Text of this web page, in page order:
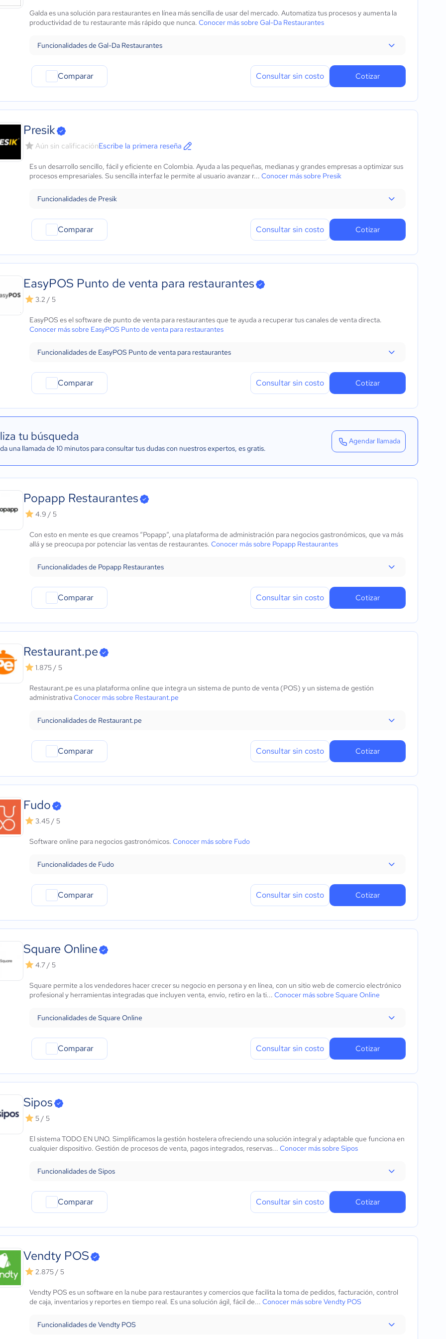
Marketing y Comunicación
Automotriz
Comercio Electrónico
Metales y Minería
Recursos Humanos
Gastronomía
Aeroespacial y defensa
Turismo
Contabilidad
Moda y textiles
Galda es una solución para restaurantes en línea más sencilla de usar del mercado. Automatiza tus procesos y aumenta la
productividad de tu restaurante más rápido que nunca. Conocer más sobre Gal-Da Restaurantes
Funcionalidades de Gal-Da Restaurantes
Comparar Consultar sin costo Cotizar
Presik
Aún sin calificaciónEscribe la primera reseña
Es un desarrollo sencillo, fácil y eficiente en Colombia. Ayuda a las pequeñas, medianas y grandes empresas a optimizar sus
procesos empresariales. Su sencilla interfaz le permite al usuario avanzar r... Conocer más sobre Presik
Funcionalidades de Presik
Comparar Consultar sin costo Cotizar
EasyPOS Punto de venta para restaurantes
3.2 / 5
EasyPOS es el software de punto de venta para restaurantes que te ayuda a recuperar tus canales de venta directa.
Conocer más sobre EasyPOS Punto de venta para restaurantes
Funcionalidades de EasyPOS Punto de venta para restaurantes
Comparar Consultar sin costo Cotizar
tu búsqueda
una llamada de 10 minutos para consultar tus dudas con nuestros expertos, es gratis.
Agendar llamada
Popapp Restaurantes
4.9 / 5
Con esto en mente es que creamos “Popapp“, una plataforma de administración para negocios gastronómicos, que va más
allá y se preocupa por potenciar las ventas de restaurantes. Conocer más sobre Popapp Restaurantes
Funcionalidades de Popapp Restaurantes
Comparar Consultar sin costo Cotizar
Restaurant.pe
1.875 / 5
Restaurant.pe es una plataforma online que integra un sistema de punto de venta (POS) y un sistema de gestión
administrativaConocer más sobre Restaurant.pe
Funcionalidades de Restaurant.pe
Comparar Consultar sin costo Cotizar
Fudo
3.45 / 5
Software online para negocios gastronómicos. Conocer más sobre Fudo
Funcionalidades de Fudo
Comparar Consultar sin costo Cotizar
Square Online
4.7 / 5
Square permite a los vendedores hacer crecer su negocio en persona y en línea, con un sitio web de comercio electrónico
profesional y herramientas integradas que incluyen venta, envío, retiro en la ti... Conocer más sobre Square Online
Funcionalidades de Square Online
Comparar Consultar sin costo Cotizar
Sipos
5 / 5
El sistema TODO EN UNO. Simplificamos la gestión hostelera ofreciendo una solución integral y adaptable que funciona en
cualquier dispositivo. Gestión de procesos de venta, pagos integrados, reservas... Conocer más sobre Sipos
Funcionalidades de Sipos
Comparar Consultar sin costo Cotizar
Vendty POS
2.875 / 5
Vendty POS es un software en la nube para restaurantes y comercios que facilita la toma de pedidos, facturación, control
de caja, inventarios y reportes en tiempo real. Es una solución ágil, fácil de... Conocer más sobre Vendty POS
Funcionalidades de Vendty POS